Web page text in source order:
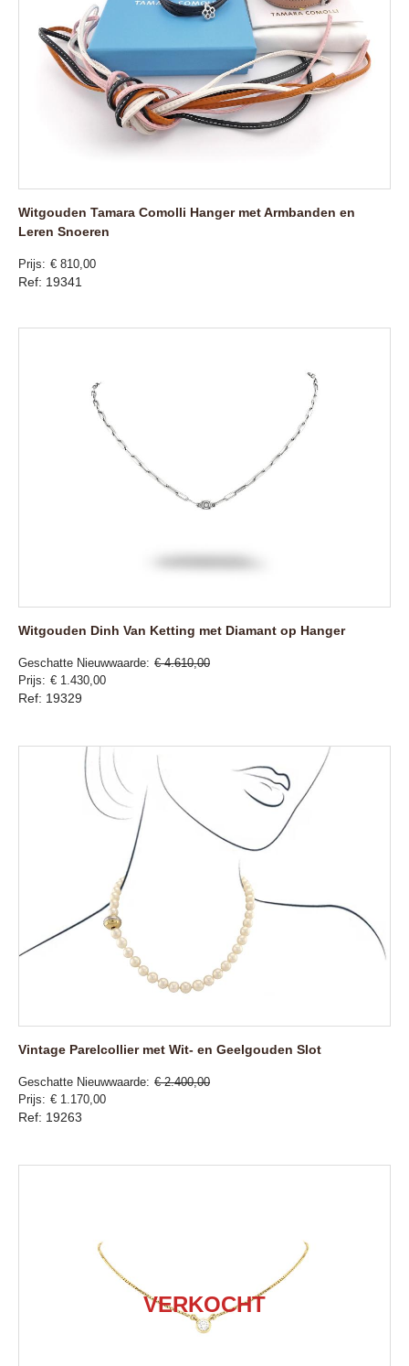
Witgouden Tamara Comolli Hanger met Armbanden en
Leren Snoeren
Prijs € 810,00
Ref: 19341
Witgouden Dinh Van Ketting met Diamant op Hanger
Geschatte Nieuwwaarde € 4.610,00
Prijs
€ 1.430,00
Ref: 19329
Vintage Parelcollier met Wit- en Geelgouden Slot
Geschatte Nieuwwaarde € 2.400,00
Prijs
€ 1.170,00
Ref: 19263